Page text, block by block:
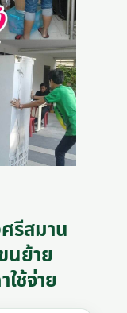
รีสมาน
นย้าย
ช้จ่าย